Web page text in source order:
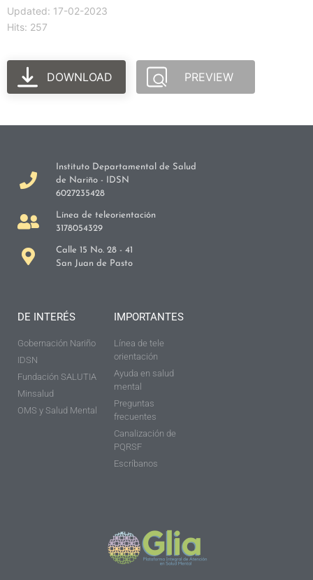
Updated: 17-02-2023
Hits: 257
DOWNLOAD PREVIEW
Instituto Departamental de Salud
de Nariño - IDSN
6027235428
Línea de teleorientación
3178054329
Calle 15 No. 28 - 41
San Juan de Pasto
DE INTERÉS
Gobernación Nariño
IDSN
Fundación SALUTIA
Minsalud
OMS y Salud Mental
IMPORTANTES
Línea de tele
orientación
Ayuda en salud
mental
Preguntas
frecuentes
Canalización de
PQRSF
Escríbanos